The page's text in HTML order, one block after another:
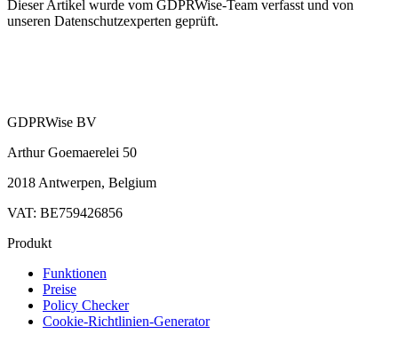
Dieser Artikel wurde vom GDPRWise-Team verfasst und von
unseren Datenschutzexperten geprüft.
GDPRWise BV
Arthur Goemaerelei 50
2018 Antwerpen, Belgium
VAT: BE759426856
Produkt
Funktionen
Preise
Policy Checker
Cookie-Richtlinien-Generator